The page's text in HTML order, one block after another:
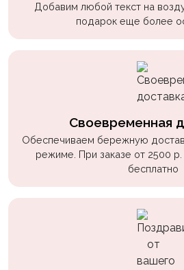
Добавим любой текст на
подарок еще более
Своевременная
Обеспечиваем бережную
режиме. При заказе от 2500
бесплатно
Музыка